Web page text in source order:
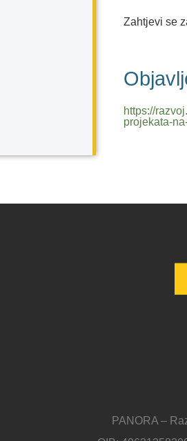
Zahtjevi se
https://
projekata-
PANORA –